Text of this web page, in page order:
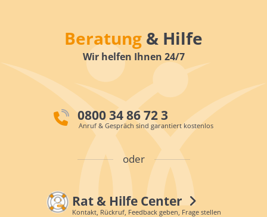
Beratung & Hilfe
Wir helfen Ihnen 24/7
0800 34 86 72 3
Anruf & Gespräch sind garantiert kostenlos
oder
Rat & Hilfe Center
Kontakt, Rückruf, Feedback geben, Frage stellen